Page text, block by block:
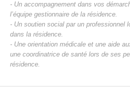
- Un accompagnement dans vos
l’équipe gestionnaire de la résidence.
- Un soutien social par un professionnel
dans la résidence.
- Une orientation médicale et une aide
une coordinatrice de santé lors de ses
résidence.